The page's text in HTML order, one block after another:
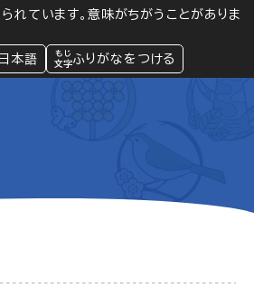
られています。意味がちがうことがありま
本語
ふりがなをつける
Language 閲覧支援
緊急情報